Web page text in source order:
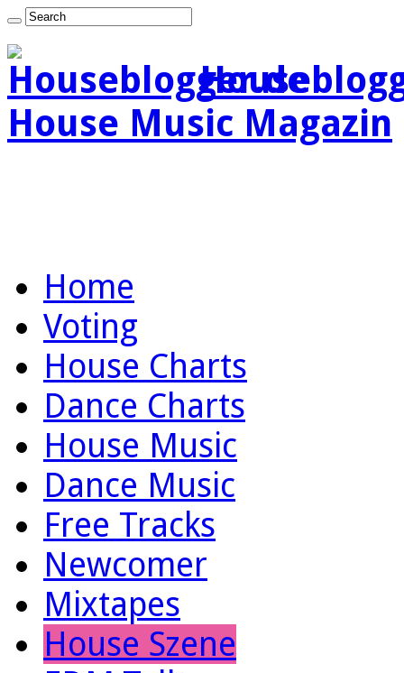
House Music Magazin
Home
Voting
House Charts
Dance Charts
House Music
Dance Music
Free Tracks
Newcomer
Mixtapes
House Szene